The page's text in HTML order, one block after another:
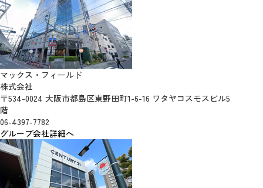
マックス・フィールド
株式会社
〒534-0024 大阪市都島区東野田町1-6-16 ワタヤコスモスビル5
階
06-4397-7782
グループ会社詳細へ